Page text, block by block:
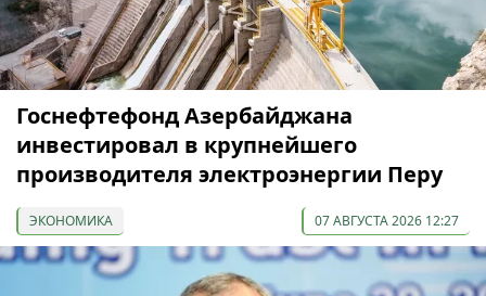
Госнефтефонд Азербайджана
инвестировал в крупнейшего
производителя электроэнергии Перу
ЭКОНОМИКА 07 АВГУСТА 2026 12:27